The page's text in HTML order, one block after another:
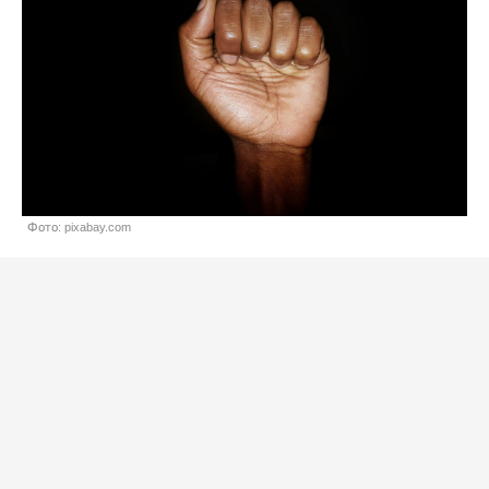
Фото: pixabay.com